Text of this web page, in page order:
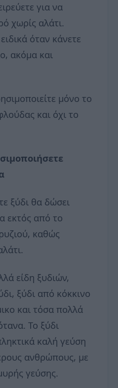
για να
χωρίς αλάτι.
όταν κάνετε
ακόμα και
μόνο το
και όχι το
ξύδι θα δώσει
εκτός από το
καθώς
είδη ξυδιών,
ξύδι από κόκκινο
και τόσα πολλά
Το ξύδι
καλή γεύση
ανθρώπους, με
γεύσης.